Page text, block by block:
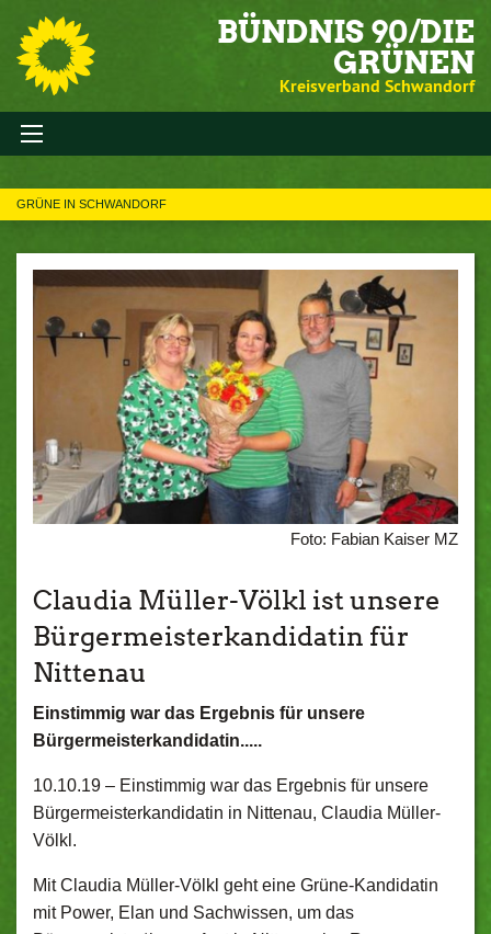
BÜNDNIS 90/DIE
GRÜNEN
Kreisverband Schwandorf
GRÜNE IN SCHWANDORF
Foto: Fabian Kaiser MZ
Claudia Müller-Völkl ist unsere
Bürgermeisterkandidatin für
Nittenau
Einstimmig war das Ergebnis für unsere
Bürgermeisterkandidatin.....
10.10.19 – Einstimmig war das Ergebnis für unsere
Bürgermeisterkandidatin in Nittenau, Claudia Müller-
Völkl.
Mit Claudia Müller-Völkl geht eine Grüne-Kandidatin
mit Power, Elan und Sachwissen, um das